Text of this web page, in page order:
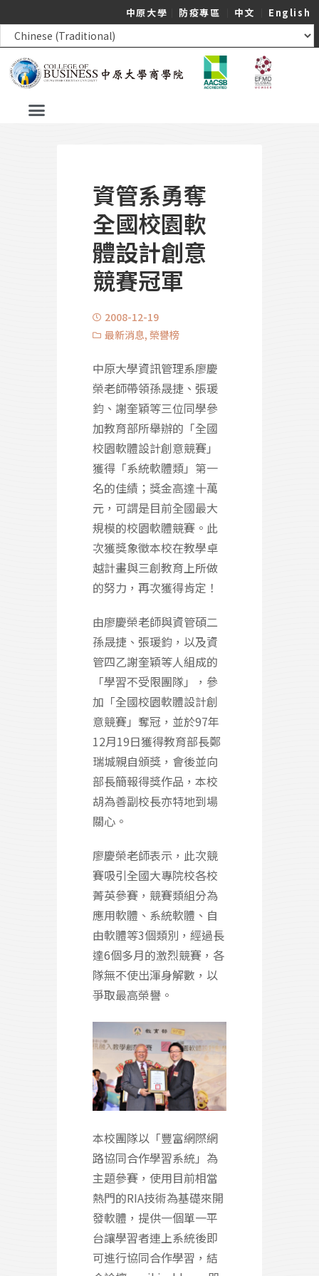
中原大學 防疫專區 中文 English
資管系勇奪
全國校園軟
體設計創意
競賽冠軍
2008-12-19
最新消息, 榮譽榜
中原大學資訊管理系廖慶
榮老師帶領孫晟捷、張瑗
鈞、謝奎穎等三位同學參
加教育部所舉辦的「全國
校園軟體設計創意競賽」
獲得「系統軟體類」第一
名的佳績；獎金高達十萬
元，可謂是目前全國最大
規模的校園軟體競賽。此
次獲獎象徵本校在教學卓
越計畫與三創教育上所做
的努力，再次獲得肯定！
由廖慶榮老師與資管碩二
孫晟捷、張瑗鈞，以及資
管四乙謝奎穎等人組成的
「學習不受限團隊」，參
加「全國校園軟體設計創
意競賽」奪冠，並於97年
12月19日獲得教育部長鄭
瑞城親自頒獎，會後並向
部長簡報得獎作品，本校
胡為善副校長亦特地到場
關心。
廖慶榮老師表示，此次競
賽吸引全國大專院校各校
菁英參賽，競賽類組分為
應用軟體、系統軟體、自
由軟體等3個類別，經過長
達6個多月的激烈競賽，各
隊無不使出渾身解數，以
爭取最高榮譽。
本校團隊以「豐富網際網
路協同合作學習系統」為
主題參賽，使用目前相當
熱門的RIA技術為基礎來開
發軟體，提供一個單一平
台讓學習者連上系統後即
可進行協同合作學習，結